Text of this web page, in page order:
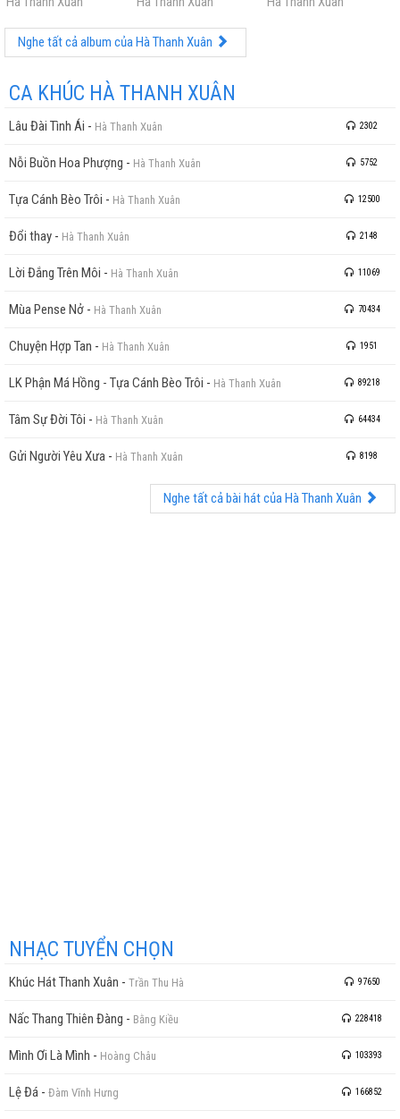
Nghe tất cả album của Hà Thanh Xuân
CA KHÚC HÀ THANH XUÂN
Lâu Đài Tình Ái - Hà Thanh Xuân 2302
Nỗi Buồn Hoa Phượng - Hà Thanh Xuân 5752
Tựa Cánh Bèo Trôi - Hà Thanh Xuân 12500
Đổi thay - Hà Thanh Xuân 2148
Lời Đắng Trên Môi - Hà Thanh Xuân 11069
Mùa Pense Nở - Hà Thanh Xuân 70434
Chuyện Hợp Tan - Hà Thanh Xuân 1951
LK Phận Má Hồng - Tựa Cánh Bèo Trôi - Hà Thanh Xuân 89218
Tâm Sự Đời Tôi - Hà Thanh Xuân 64434
Gửi Người Yêu Xưa - Hà Thanh Xuân 8198
Nghe tất cả bài hát của Hà Thanh Xuân
NHẠC TUYỂN CHỌN
Khúc Hát Thanh Xuân - Trần Thu Hà 97650
Nấc Thang Thiên Đàng - Bằng Kiều 228418
Mình Ơi Là Mình - Hoàng Châu 103393
Lệ Đá - Đàm Vĩnh Hưng 166852